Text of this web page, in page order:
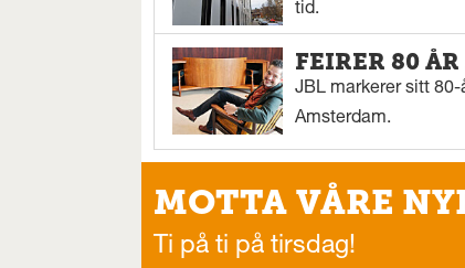
tid.
FEIRER 80
JBL markerer sitt
Amsterdam.
MOTTA VÅRE
Ti på ti på tirsdag!